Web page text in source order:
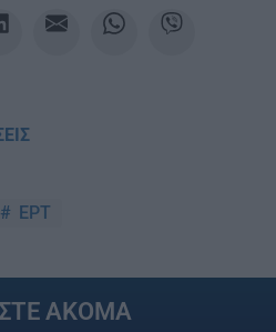
ΕΡΤ
ΑΚΟΜΑ